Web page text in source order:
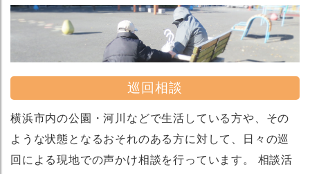
巡回相談
横浜市内の公園・河川などで生活している方や、その
ような状態となるおそれのある方に対して、日々の巡
回による現地での声かけ相談を行っています。 相談活